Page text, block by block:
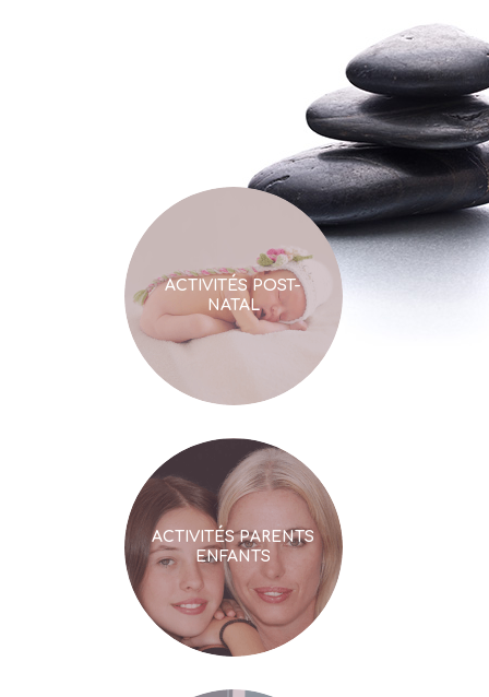
ACTIVITÉS POST-
NATAL
ACTIVITÉS PARENTS
ENFANTS